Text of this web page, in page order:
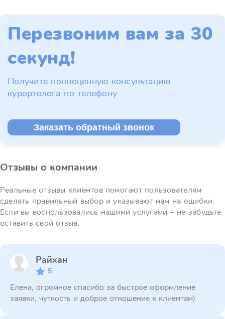
Перезвоним вам за 30
секунд!
Получите полноценную консультацию
курортолога по телефону
Заказать обратный звонок
Отзывы о компании
Реальные отзывы клиентов помогают пользователям
сделать правильный выбор и указывают нам на ошибки.
Если вы воспользовались нашими услугами – не забудьте
оставить свой отзыв.
Райхан
5
Елена, огромное спасибо за быстрое оформление
заявки, чуткость и доброе отношение к клиентам)